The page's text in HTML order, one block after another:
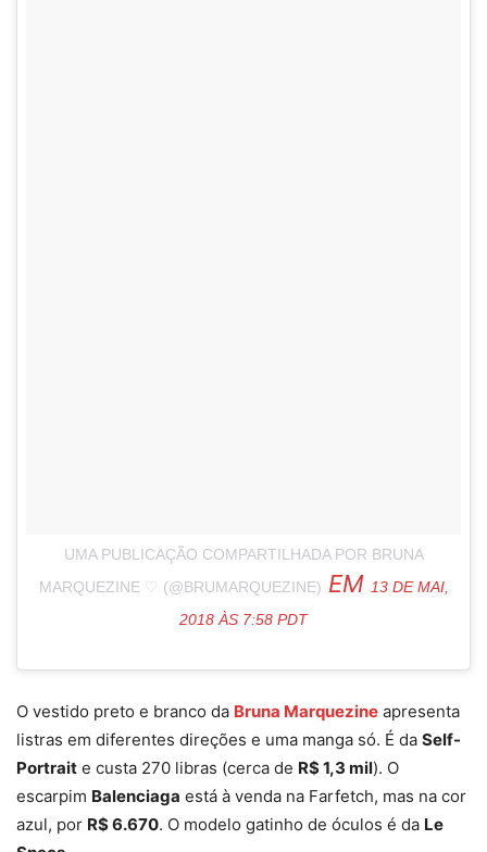
UMA PUBLICAÇÃO COMPARTILHADA POR BRUNA
MARQUEZINE ♡ (@BRUMARQUEZINE) EM 13 DE MAI,
2018 ÀS 7:58 PDT
O vestido preto e branco da Bruna Marquezine apresenta
listras em diferentes direções e uma manga só. É da Self-
Portrait e custa 270 libras (cerca de R$ 1,3 mil). O
escarpim Balenciaga está à venda na Farfetch, mas na cor
azul, por R$ 6.670. O modelo gatinho de óculos é da Le